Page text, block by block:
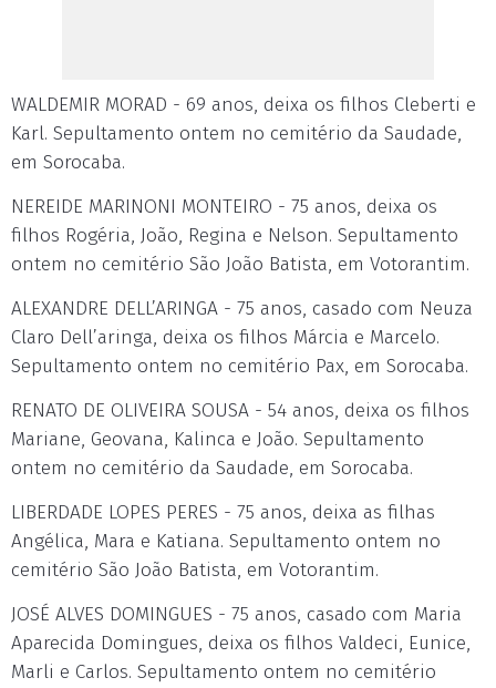
WALDEMIR MORAD - 69 anos, deixa os filhos Cleberti e
Karl. Sepultamento ontem no cemitério da Saudade,
em Sorocaba.
NEREIDE MARINONI MONTEIRO - 75 anos, deixa os
filhos Rogéria, João, Regina e Nelson. Sepultamento
ontem no cemitério São João Batista, em Votorantim.
ALEXANDRE DELL’ARINGA - 75 anos, casado com Neuza
Claro Dell’aringa, deixa os filhos Márcia e Marcelo.
Sepultamento ontem no cemitério Pax, em Sorocaba.
RENATO DE OLIVEIRA SOUSA - 54 anos, deixa os filhos
Mariane, Geovana, Kalinca e João. Sepultamento
ontem no cemitério da Saudade, em Sorocaba.
LIBERDADE LOPES PERES - 75 anos, deixa as filhas
Angélica, Mara e Katiana. Sepultamento ontem no
cemitério São João Batista, em Votorantim.
JOSÉ ALVES DOMINGUES - 75 anos, casado com Maria
Aparecida Domingues, deixa os filhos Valdeci, Eunice,
Marli e Carlos. Sepultamento ontem no cemitério